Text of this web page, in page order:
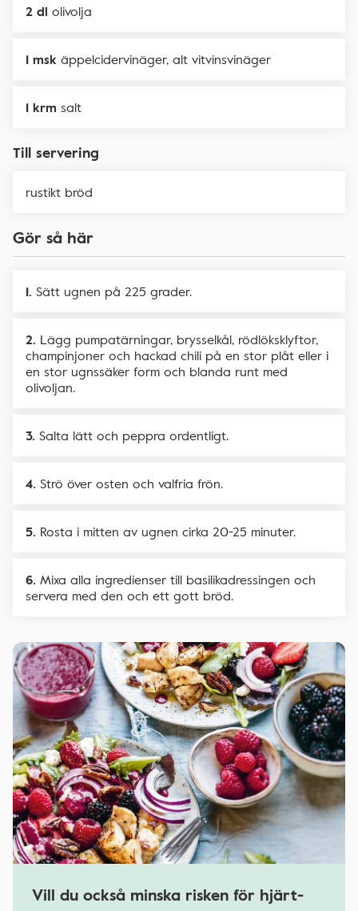
2 dl olivolja
1 msk äppelcidervinäger, alt vitvinsvinäger
1 krm salt
Till servering
rustikt bröd
Gör så här
Sätt ugnen på 225 grader.
Lägg pumpatärningar, brysselkål, rödlöksklyftor,
champinjoner och hackad chili på en stor plåt eller i
en stor ugnssäker form och blanda runt med
olivoljan.
Salta lätt och peppra ordentligt.
Strö över osten och valfria frön.
Rosta i mitten av ugnen cirka 20-25 minuter.
Mixa alla ingredienser till basilikadressingen och
servera med den och ett gott bröd.
Vill du också minska risken för hjärt-